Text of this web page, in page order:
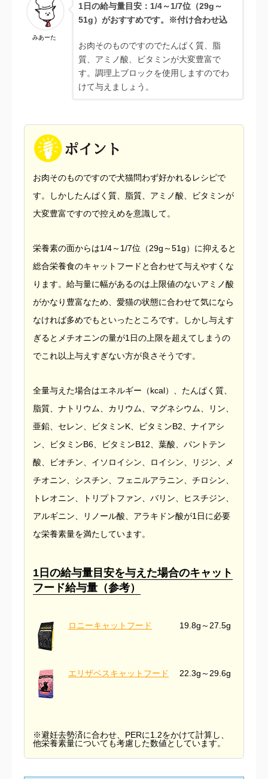
みあーた
1日の給与量目安：1/4～1/7位（29g～
51g）がおすすめです。※付け合わせ込
お肉そのものですのでたんぱく質、脂
質、アミノ酸、ビタミンが大変豊富で
す。調理上ブロックを使用しますのでわ
けて与えましょう。
お肉そのものですので犬猫問わず好かれるレシピで
す。しかしたんぱく質、脂質、アミノ酸、ビタミンが
大変豊富ですので控えめを意識して。
栄養素の面からは1/4～1/7位（29g～51g）に抑えると
総合栄養食のキャットフードと合わせて与えやすくな
ります。給与量に幅があるのは上限値のないアミノ酸
がかなり豊富なため、愛猫の状態に合わせて気になら
なければ多めでもといったところです。しかし与えす
ぎるとメチオニンの量が1日の上限を超えてしまうの
でこれ以上与えすぎない方が良さそうです。
全量与えた場合はエネルギー（kcal）、たんぱく質、
脂質、ナトリウム、カリウム、マグネシウム、リン、
亜鉛、セレン、ビタミンK、ビタミンB2、ナイアシ
ン、ビタミンB6、ビタミンB12、葉酸、パントテン
酸、ビオチン、イソロイシン、ロイシン、リジン、メ
チオニン、シスチン、フェニルアラニン、チロシン、
トレオニン、トリプトファン、バリン、ヒスチジン、
アルギニン、リノール酸、アラキドン酸が1日に必要
な栄養素量を満たしています。
1日の給与量目安を与えた場合のキャット
フード給与量（参考）
ロニーキャットフード 19.8g～27.5g
エリザベスキャットフード 22.3g～29.6g
※避妊去勢済に合わせ、PERに1.2をかけて計算し、
他栄養素量についても考慮した数値としています。